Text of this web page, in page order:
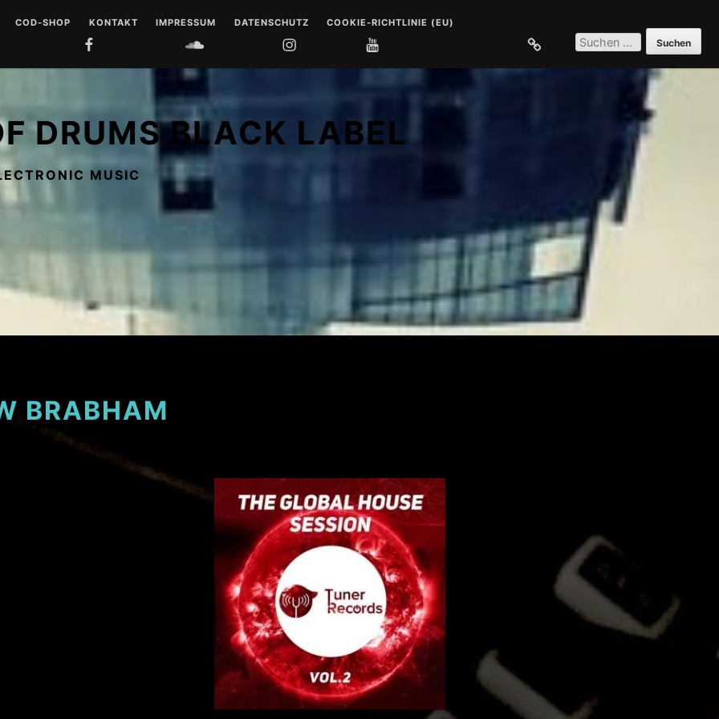
COD-SHOP KONTAKT IMPRESSUM DATENSCHUTZ COOKIE-RICHTLINIE (EU)
SOUNDCLOUD
SUCHEN
NACH:
DRUMS BLACK LABEL
MUSIC
BRABHAM